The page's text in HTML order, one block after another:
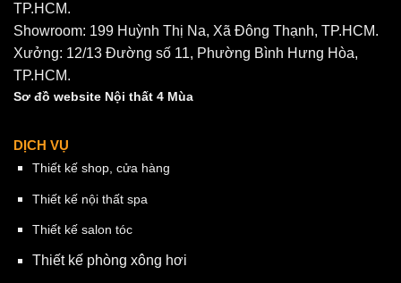
TP.HCM.
Showroom: 199 Huỳnh Thị Na, Xã Đông Thạnh, TP.HCM.
Xưởng: 12/13 Đường số 11, Phường Bình Hưng Hòa,
TP.HCM.
Sơ đồ website Nội thất 4 Mùa
DỊCH VỤ
Thiết kế shop, cửa hàng
Thiết kế nội thất spa
Thiết kế salon tóc
Thiết kế phòng xông hơi